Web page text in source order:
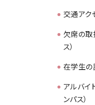
交通アク
欠席の取
ス）
在学生
アルバイ
ンパス）